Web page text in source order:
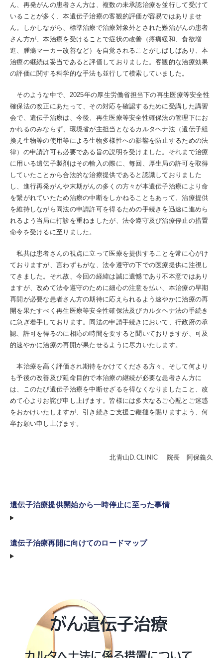
ん、再発がんの患者さん方は、複数の未承認治療を並行して受けて
いることが多く、本遺伝子治療の客観的評価が容易ではありませ
ん。しかしながら、標準治療で治療対象外とされた難治がんの患者
さん方が、本治療を受けることで症状の改善（疼痛緩和、食欲増
進、腫瘍マーカー改善など）を自覚されることがしばしばあり、本
治療の継続は妥当であると評価しておりました。客観的な治療効果
の評価に関する科学的な手法も並行して模索していました。
そのような中で、2025年の厚生労働省担当下の再生医療等安全性
確保法の改正にあたって、その対応を確認するために受講した講習
会で、遺伝子治療は、今後、再生医療等安全性確保法の管理下にお
かれるのみならず、環境省が主担当となるカルタヘナ法（遺伝子組
換え生物等の使用等による生物多様性への影響を防止するための法
律）の申請許可も必要である旨の説明を受けました。それまで治療
に用いる遺伝子製剤はその輸入の際に、毎回、厚生局の許可を取得
していたことから合法的な治療提供であると認識しておりました
し、進行再発がんや末期がんの多くの方々が本遺伝子治療により命
を繋がれていたため治療の中断をしかねることもあって、治療提供
を維持しながら同法の申請許可を得るための手続きを迅速に進めら
れるよう当局に打診を重ねましたが、法令遵守及び治療停止の措置
命令を受けるに至りました。
私共は患者さんの視点に立って医療を提供することを常に心がけ
ておりますが、言わずもがな、法令遵守の下での医療提供に注視し
てきました。それ故、今回の経緯は誠に遺憾であり不本意ではあり
ますが、改めて法令遵守のために細心の注意を払い、本治療の早期
再開が必要な患者さん方の期待に応えられるよう速やかに治療の再
開を果たすべく再生医療等安全性確保法及びカルタヘナ法の手続き
に急ぎ着手しております。同法の申請手続きにおいて、行政府の承
認、許可を得るのに相応の時間を要すると聞いておりますが、可及
的速やかに治療の再開が果たせるように尽力いたします。
本治療を高く評価され期待をかけてくださる方々、そして何より
も予後の改善及び延命目的で本治療の継続が必要な患者さん方に
は、このたび遺伝子治療を中断せざるを得なくなりましたこと、改
めて心よりお詫び申し上げます。皆様には多大なるご心配とご迷惑
をおかけいたしますが、引き続きご支援ご鞭撻を賜りますよう、何
卒お願い申し上げます。
北青山D.CLINIC 院長 阿保義久
遺伝子治療提供開始から一時停止に至った事情
遺伝子治療再開に向けてのロードマップ